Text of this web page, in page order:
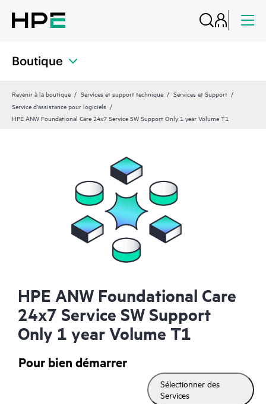
Boutique
Revenir à la boutique Services et support technique
Services et Support
Service d’assistance pour logiciels
HPE ANW Foundational Care 24x7 Service SW Support Only 1 year Volume T1
HPE ANW Foundational Care
24x7 Service SW Support
Only 1 year Volume T1
Pour bien démarrer
Sélectionner des
Services